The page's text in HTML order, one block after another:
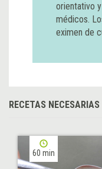
orientativo
médicos.
eximen de
RECETAS NECESARIAS
60 min